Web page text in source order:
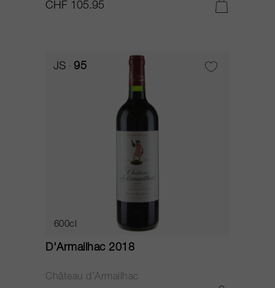
CHF 105.95
JS 95
600cl
D'Armailhac 2018
Château d’Armailhac